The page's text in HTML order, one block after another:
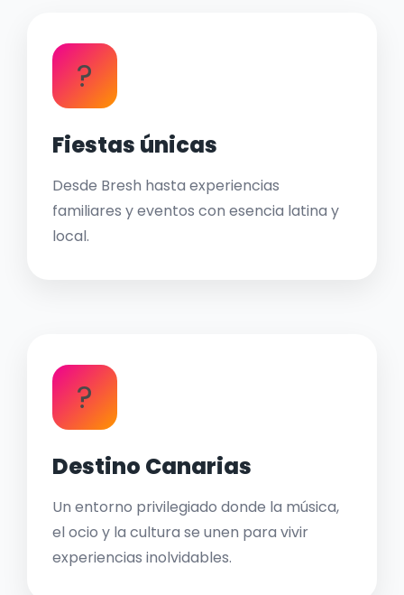
?
Fiestas únicas
Desde Bresh hasta experiencias
familiares y eventos con esencia latina y
local.
?
Destino Canarias
Un entorno privilegiado donde la música,
el ocio y la cultura se unen para vivir
experiencias inolvidables.